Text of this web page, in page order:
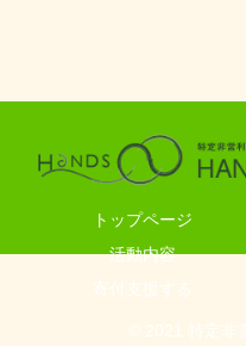
トップページ
活動内容